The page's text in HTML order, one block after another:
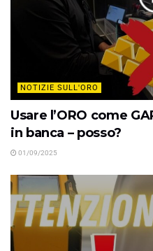
NOTIZIE SULL'ORO
Usare l’ORO come
in banca – posso?
01/09/2025